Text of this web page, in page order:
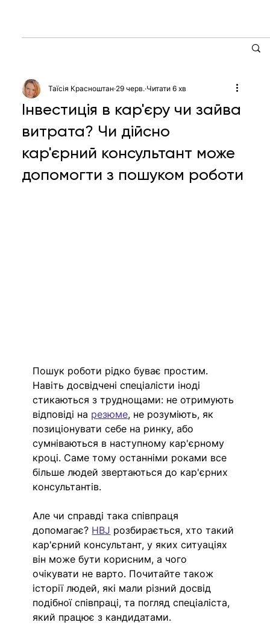
Інвестиція в кар'єру чи зайва
витрата? Чи дійсно
кар'єрний консультант може
допомогти з пошуком роботи
Таїсія Красноштан 29 черв. Читати 6 хв
Пошук роботи рідко буває простим.
Навіть досвідчені спеціалісти іноді
стикаються з труднощами: не отримують
відповіді на резюме, не розуміють, як
позиціонувати себе на ринку, або
сумніваються в наступному кар'єрному
кроці. Саме тому останніми роками все
більше людей звертаються до кар'єрних
консультантів.
Але чи справді така співпраця
допомагає? HBJ розбирається, хто такий
кар'єрний консультант, у яких ситуаціях
він може бути корисним, а чого
очікувати не варто. Почитайте також
історії людей, які мали різний досвід
подібної співпраці, та погляд спеціаліста,
який працює з кандидатами.